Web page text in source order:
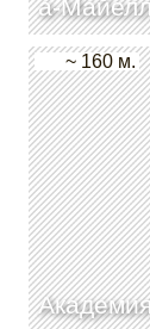
а-
~ 160 м.